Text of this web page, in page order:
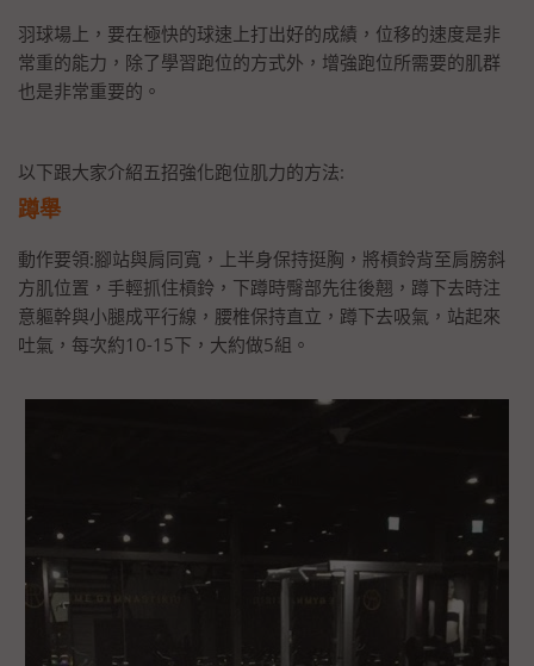
羽球場上，要在極快的球速上打出好的成績，位移的速度是非
常重的能力，除了學習跑位的方式外，增強跑位所需要的肌群
也是非常重要的。
以下跟大家介紹五招強化跑位肌力的方法:
蹲舉
動作要領:腳站與肩同寬，上半身保持挺胸，將槓鈴背至肩膀斜
方肌位置，手輕抓住槓鈴，下蹲時臀部先往後翹，蹲下去時注
意軀幹與小腿成平行線，腰椎保持直立，蹲下去吸氣，站起來
吐氣，每次約10-15下，大約做5組。